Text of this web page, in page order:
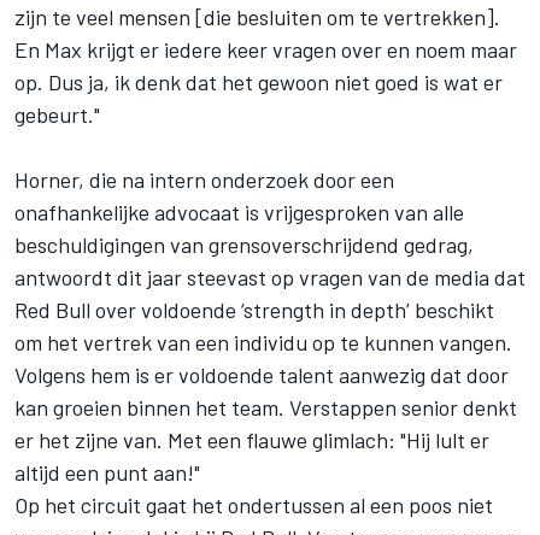
zijn te veel mensen [die besluiten om te vertrekken].
En Max krijgt er iedere keer vragen over en noem maar
op. Dus ja, ik denk dat het gewoon niet goed is wat er
gebeurt."
Horner, die na intern onderzoek door een
onafhankelijke advocaat is vrijgesproken van alle
beschuldigingen van grensoverschrijdend gedrag,
antwoordt dit jaar steevast op vragen van de media dat
Red Bull over voldoende ‘strength in depth’ beschikt
om het vertrek van een individu op te kunnen vangen.
Volgens hem is er voldoende talent aanwezig dat door
kan groeien binnen het team. Verstappen senior denkt
er het zijne van. Met een flauwe glimlach: "Hij lult er
altijd een punt aan!"
Op het circuit gaat het ondertussen al een poos niet